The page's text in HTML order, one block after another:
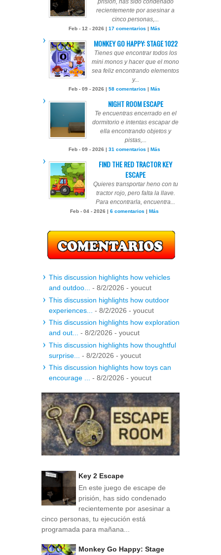
prisión, has sido condenado
recientemente por asesinar a
cinco personas,...
Feb - 12 - 2026 | 17 comentarios | Más
MONKEY GO HAPPY: STAGE 1022
Tienes que encontrar todos los
mini monos y hacer que el mono
sea feliz encontrando elementos
y...
Feb - 09 - 2026 | 58 comentarios | Más
NIGHT ROOM ESCAPE
Te encuentras encerrado en el
dormitorio e intentas escapar de
ella encontrando objetos y
pistas,...
Feb - 09 - 2026 | 31 comentarios | Más
FIND THE RED TRACTOR KEY
ESCAPE
Quieres transportar heno con tu
tractor rojo, pero falta la llave.
Para encontrarla, encuentra...
Feb - 04 - 2026 | 6 comentarios | Más
This discussion highlights how vehicles
and outdoo...
- 8/2/2026 - youcut
This discussion highlights how outdoor
experiences...
- 8/2/2026 - youcut
This discussion highlights how exploration
and out...
- 8/2/2026 - youcut
This discussion highlights how thoughtful
surprise...
- 8/2/2026 - youcut
This discussion highlights how toys can
encourage ...
- 8/2/2026 - youcut
Key 2 Escape
En este juego de escape de
prisión, has sido condenado
recientemente por asesinar a
cinco personas, tu ejecución está
programada para mañana...
Monkey Go Happy: Stage